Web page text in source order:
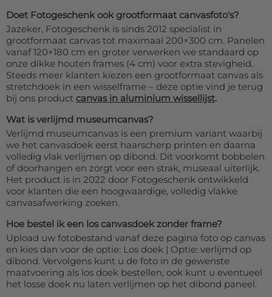
Doet Fotogeschenk ook grootformaat canvasfoto's?
Jazeker, Fotogeschenk is sinds 2012 specialist in
grootformaat canvas tot maximaal 200×300 cm. Panelen
vanaf 120×180 cm en groter verwerken we standaard op
onze dikke houten frames (4 cm) voor extra stevigheid.
Steeds meer klanten kiezen een grootformaat canvas als
stretchdoek in een wisselframe – deze optie vind je terug
bij ons product canvas in aluminium wissellijst.
Wat is verlijmd museumcanvas?
Verlijmd museumcanvas is een premium variant waarbij
we het canvasdoek eerst haarscherp printen en daarna
volledig vlak verlijmen op dibond. Dit voorkomt bobbelen
of doorhangen en zorgt voor een strak, museaal uiterlijk.
Het product is in 2022 door Fotogeschenk ontwikkeld
voor klanten die een hoogwaardige, volledig vlakke
canvasafwerking zoeken.
Hoe bestel ik een los canvasdoek zonder frame?
Upload uw fotobestand vanaf deze pagina foto op canvas
en kies dan voor de optie: Los doek | Optie: verlijmd op
dibond. Vervolgens kunt u de foto in de gewenste
maatvoering als los doek bestellen, ook kunt u eventueel
het losse doek nu laten verlijmen op het dibond paneel.